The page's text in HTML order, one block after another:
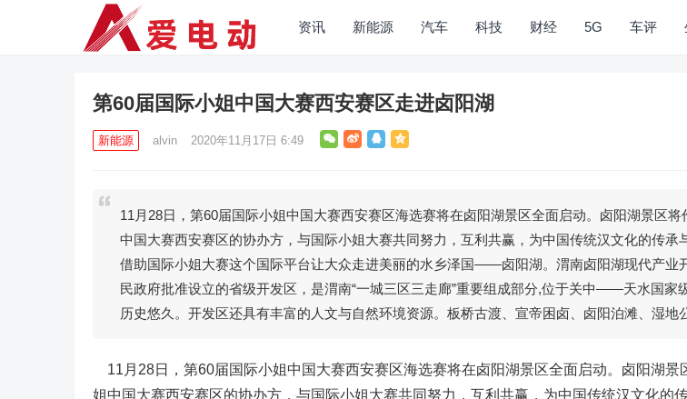
资讯 新能源 汽车 科技 财经 5G 车评
第60届国际小姐中国大赛西安赛区走进卤阳湖
新能源 alvin 2020年11月17日 6:49
11月28日，第60届国际小姐中国大赛西安赛区海选赛将在卤阳湖景区全面启动。卤阳湖景区将
中国大赛西安赛区的协办方，与国际小姐大赛共同努力，互利共赢，为中国传统汉文化的传承
借助国际小姐大赛这个国际平台让大众走进美丽的水乡泽国——卤阳湖。渭南卤阳湖现代产业
民政府批准设立的省级开发区，是渭南“一城三区三走廊”重要组成部分,位于关中——天水国家
历史悠久。开发区还具有丰富的人文与自然环境资源。板桥古渡、宣帝困卤、卤阳泊滩、湿地
11月28日，第60届国际小姐中国大赛西安赛区海选赛将在卤阳湖景区全面启动。卤阳湖景
姐中国大赛西安赛区的协办方，与国际小姐大赛共同努力，互利共赢，为中国传统汉文化的